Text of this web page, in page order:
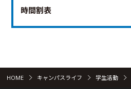
時間割表
HOME キャンパスライフ 学生活動